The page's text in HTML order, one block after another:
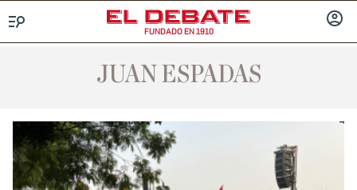
FUNDADO EN 1910
JUAN ESPADAS